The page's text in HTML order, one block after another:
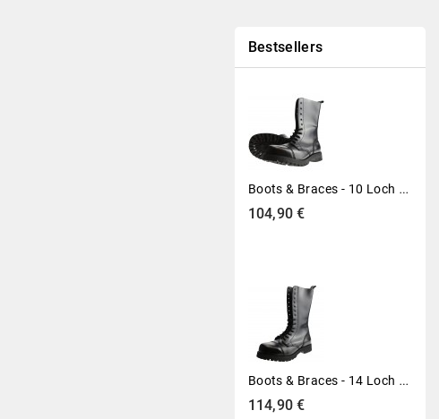
Bestsellers
B
Oots & Braces - 10 Loch Stiefel Rangers Schwarz
Preis
104,90 €
B
Oots & Braces - 14 Loch Stiefel Rangers Schwarz
Preis
114,90 €